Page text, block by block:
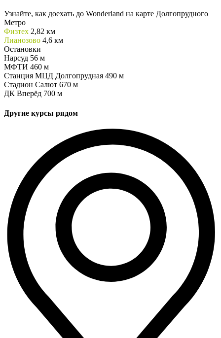
Узнайте, как доехать до Wonderland на карте Долгопрудного
Метро
Физтех 2,82 км
Лианозово 4,6 км
Остановки
Нарсуд 56 м
МФТИ 460 м
Станция МЦД Долгопрудная 490 м
Стадион Салют 670 м
ДК Вперёд 700 м
Другие курсы рядом